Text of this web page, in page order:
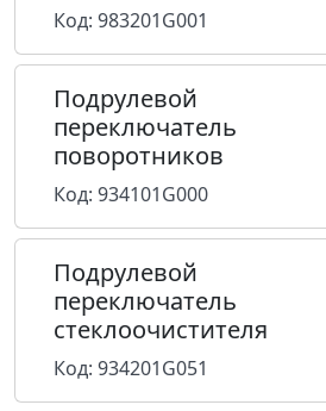
Код: 983201G001
Подрулевой
переключатель
поворотников
Код: 934101G000
Подрулевой
переключатель
стеклоочистителя
Код: 934201G051